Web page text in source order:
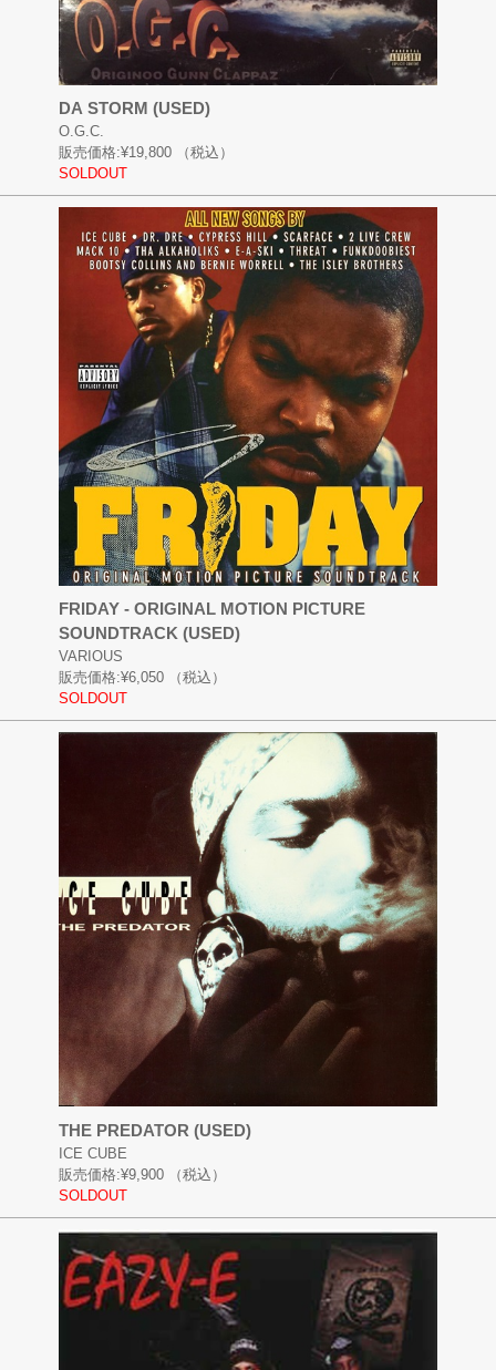
DA STORM (USED)
O.G.C.
販売価格:¥19,800
（税込）
SOLDOUT
FRIDAY - ORIGINAL MOTION PICTURE
SOUNDTRACK (USED)
VARIOUS
販売価格:¥6,050
（税込）
SOLDOUT
THE PREDATOR (USED)
ICE CUBE
販売価格:¥9,900
（税込）
SOLDOUT